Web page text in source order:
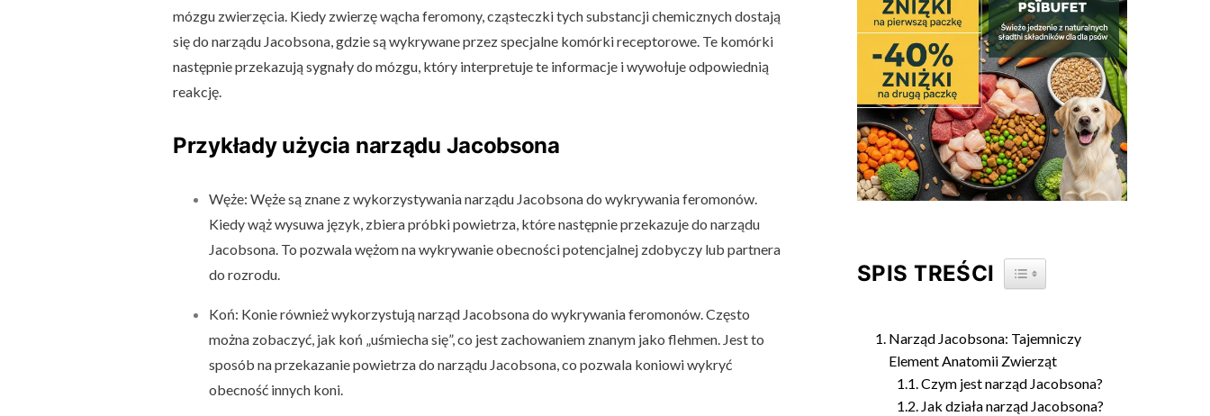
mózgu zwierzęcia. Kiedy zwierzę wącha feromony, cząsteczki tych substancji chemicznych dostają
się do narządu Jacobsona, gdzie są wykrywane przez specjalne komórki receptorowe. Te komórki
następnie przekazują sygnały do mózgu, który interpretuje te informacje i wywołuje odpowiednią
reakcję.
Przykłady użycia narządu Jacobsona
Węże: Węże są znane z wykorzystywania narządu Jacobsona do wykrywania feromonów.
Kiedy wąż wysuwa język, zbiera próbki powietrza, które następnie przekazuje do narządu
Jacobsona. To pozwala wężom na wykrywanie obecności potencjalnej zdobyczy lub partnera
do rozrodu.
Koń: Konie również wykorzystują narząd Jacobsona do wykrywania feromonów. Często
można zobaczyć, jak koń „uśmiecha się”, co jest zachowaniem znanym jako flehmen. Jest to
sposób na przekazanie powietrza do narządu Jacobsona, co pozwala koniowi wykryć
obecność innych koni.
SPIS TREŚCI TOGGLE TABLE OF CONTENT
Narząd Jacobsona: Tajemniczy
Element Anatomii Zwierząt
Czym jest narząd Jacobsona?
Jak działa narząd Jacobsona?